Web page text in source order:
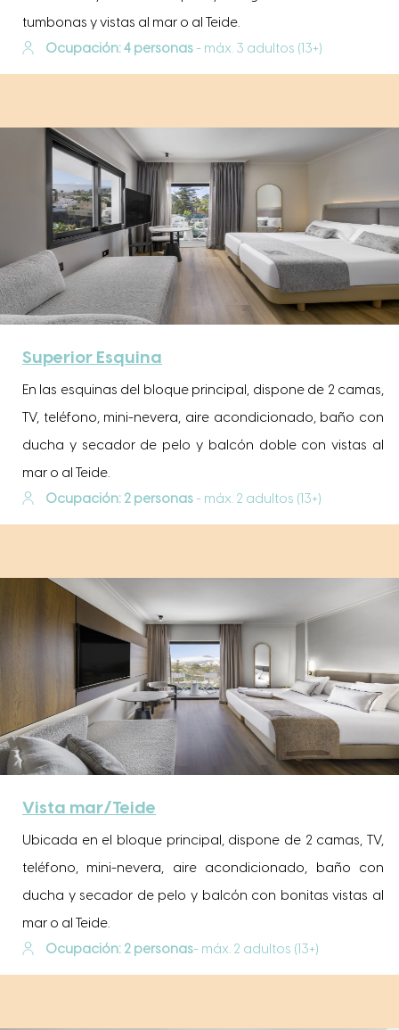
tumbonas y vistas al mar o al Teide.
Ocupación: 4 personas- máx. 3 adultos (13+)
Superior Esquina
En las esquinas del bloque principal, dispone de 2 camas,
TV, teléfono, mini-nevera, aire acondicionado, baño con
ducha y secador de pelo y balcón doble con vistas al
mar o al Teide.
Ocupación: 2 personas- máx. 2 adultos (13+)
Vista mar/Teide
Ubicada en el bloque principal, dispone de 2 camas, TV,
teléfono, mini-nevera, aire acondicionado, baño con
ducha y secador de pelo y balcón con bonitas vistas al
mar o al Teide.
Ocupación: 2 personas- máx. 2 adultos (13+)